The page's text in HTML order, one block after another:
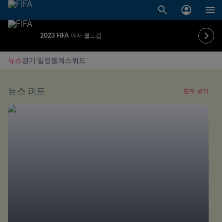
2023 FIFA 여자 월드컵
뉴스경기 일정통계스쿼드
뉴스 피드 모두 보기